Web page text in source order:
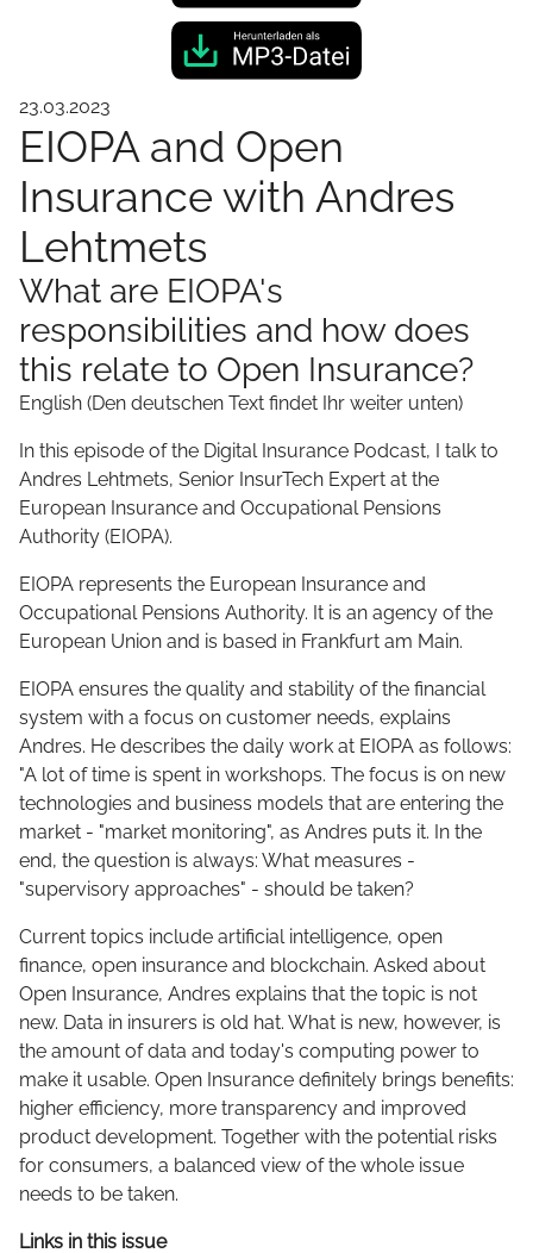
23.03.2023
EIOPA and Open
Insurance with Andres
Lehtmets
What are EIOPA's
responsibilities and how does
this relate to Open Insurance?
English (Den deutschen Text findet Ihr weiter unten)
In this episode of the Digital Insurance Podcast, I talk to
Andres Lehtmets, Senior InsurTech Expert at the
European Insurance and Occupational Pensions
Authority (EIOPA).
EIOPA represents the European Insurance and
Occupational Pensions Authority. It is an agency of the
European Union and is based in Frankfurt am Main.
EIOPA ensures the quality and stability of the financial
system with a focus on customer needs, explains
Andres. He describes the daily work at EIOPA as follows:
"A lot of time is spent in workshops. The focus is on new
technologies and business models that are entering the
market - "market monitoring", as Andres puts it. In the
end, the question is always: What measures -
"supervisory approaches" - should be taken?
Current topics include artificial intelligence, open
finance, open insurance and blockchain. Asked about
Open Insurance, Andres explains that the topic is not
new. Data in insurers is old hat. What is new, however, is
the amount of data and today's computing power to
make it usable. Open Insurance definitely brings benefits:
higher efficiency, more transparency and improved
product development. Together with the potential risks
for consumers, a balanced view of the whole issue
needs to be taken.
Links in this issue